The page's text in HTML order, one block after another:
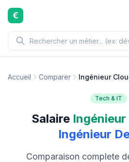
Aller au contenu principal
€
Accueil Comparer Ingénieur
Tech & IT
Salaire Ingénieur
Ingénieur
Comparaison complete